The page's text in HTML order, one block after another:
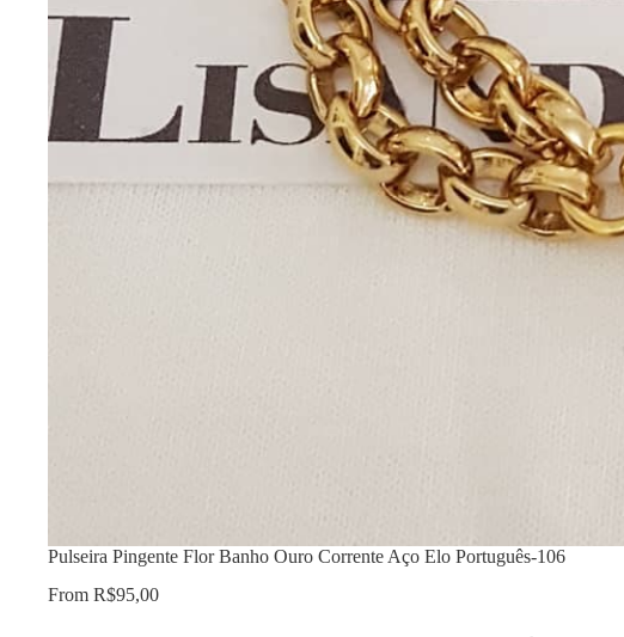
Pulseira Pingente Flor Banho Ouro Corrente Aço Elo Português-106
From R$95,00